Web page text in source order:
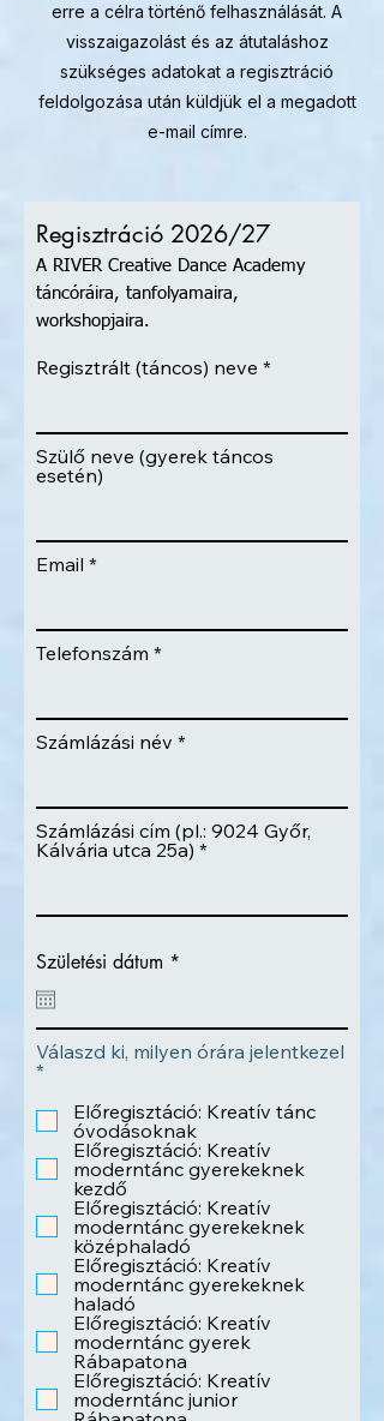
erre a célra történő felhasználását. A
visszaigazolást és az átutaláshoz
szükséges adatokat a regisztráció
feldolgozása után küldjük el a megadott
e-mail címre.
Regisztráció 2026/27
A RIVER Creative Dance Academy
táncóráira, tanfolyamaira,
workshopjaira.
Regisztrált (táncos) neve
Szülő neve (gyerek táncos
esetén)
Email
Telefonszám
Számlázási név
Számlázási cím (pl.: 9024 Győr,
Kálvária utca 25a)
Születési dátum *
i
r
Válaszd ki, milyen órára jelentkezel
*
q
u
r
e
Előregisztáció: Kreatív tánc
óvodásoknak
Előregisztáció: Kreatív
moderntánc gyerekeknek
kezdő
Előregisztáció: Kreatív
moderntánc gyerekeknek
középhaladó
Előregisztáció: Kreatív
moderntánc gyerekeknek
haladó
Előregisztáció: Kreatív
moderntánc gyerek
Rábapatona
Előregisztáció: Kreatív
moderntánc junior